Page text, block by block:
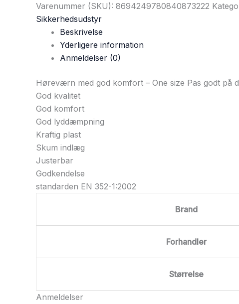
Varenummer (SKU): 8694249780840873222
Sikkerhedsudstyr
Beskrivelse
Yderligere information
Anmeldelser (0)
Høreværn med god komfort – One size Pas godt
God kvalitet
God komfort
God lyddæmpning
Kraftig plast
Skum indlæg
Justerbar
Godkendelse
standarden EN 352-1:2002
Brand
Forhandler
Størrelse
Anmeldelser